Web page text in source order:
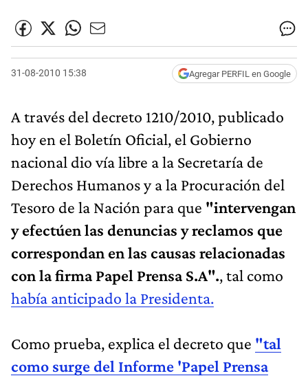
31-08-2010 15:38 Agregar PERFIL en Google
A través del decreto 1210/2010, publicado
hoy en el Boletín Oficial, el Gobierno
nacional dio vía libre a la Secretaría de
Derechos Humanos y a la Procuración del
Tesoro de la Nación para que "intervengan
y efectúen las denuncias y reclamos que
correspondan en las causas relacionadas
con la firma Papel Prensa S.A"., tal como
había anticipado la Presidenta.
Como prueba, explica el decreto que "tal
como surge del Informe 'Papel Prensa